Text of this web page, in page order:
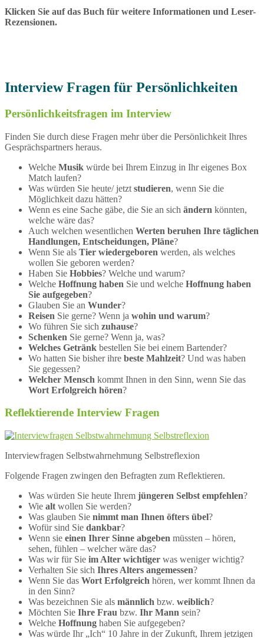
Klicken Sie auf das Buch für weitere Informationen und Leser-
Rezensionen.
Interview Fragen für Persönlichkeiten
Persönlichkeitsfragen im Interview
Finden Sie durch diese Fragen mehr über die Persönlichkeit Ihres
Gesprächspartners heraus.
Welche Musik würde bei Ihrem Einzug in Ihr eigenes Box
Match laufen?
Was würden Sie heute/ jetzt studieren, wenn Sie die
Möglichkeit dazu hätten?
Wenn es eine Sache gäbe, die Sie an sich ändern könnten,
welche wäre das?
Auch welchen wesentlichen Werten beruhen Ihre täglichen
Handlungen, Entscheidungen, Pläne?
Wenn Sie als Tier wiedergeboren werden, als welches
wollen Sie geboren werden?
Haben Sie Hobbies? Welche und warum?
Welche Hoffnung haben Sie und welche Hoffnung haben
Sie aufgegeben?
Glauben Sie an Wunder?
Reisen Sie gerne? Wenn ja wohin und warum?
Wo führen Sie sich zuhause?
Schenken Sie gerne? Wenn ja, was?
Welches Getränk bestellen Sie bei einem Bartender?
Wo hatten Sie bisher ihre beste Mahlzeit? Und was haben
Sie gegessen?
Welcher Mensch kommt Ihnen in den Sinn, wenn Sie das
Wort Erfolgreich hören?
Reflektierende Interview Fragen
Interviewfragen Selbstwahrnehmung Selbstreflexion
Folgende Fragen zwingen den Befragten zum Reflektieren.
Was würden Sie heute Ihrem jüngeren Selbst empfehlen?
Wie alt wollen Sie werden?
Was glauben Sie nimmt man Ihnen öfters übel?
Wofür sind Sie dankbar?
Wenn sie einen Ihrer Sinne abgeben müssten – hören,
sehen, fühlen – welcher wäre das?
Was wir für Sie im Alter wichtiger was weniger wichtig?
Verhalten Sie sich Ihres Alters angemessen?
Wenn Sie das Wort Erfolgreich hören, wer kommt Ihnen da
in den Sinn?
Was bezeichnen Sie als männlich bzw. weiblich?
Möchten Sie Ihre Frau bzw. Ihr Mann sein?
Welche Hoffnung haben Sie aufgegeben?
Was würde Ihr „Ich“ 10 Jahre in der Zukunft, Ihrem jetzigen